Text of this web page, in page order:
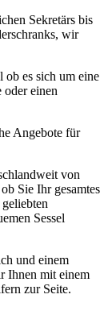
Sekretärs bis
wir
ob es sich um eine
einen
Angebote für
von
Sie Ihr gesamtes
Sessel
und einem
Ihnen mit einem
zur Seite.